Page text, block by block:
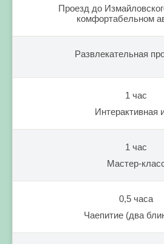
Проезд до
комфортабельном
Развлекательная
1 час
Интерактивная
1 час
Мастер-
0,5 часа
Чаепитие (два